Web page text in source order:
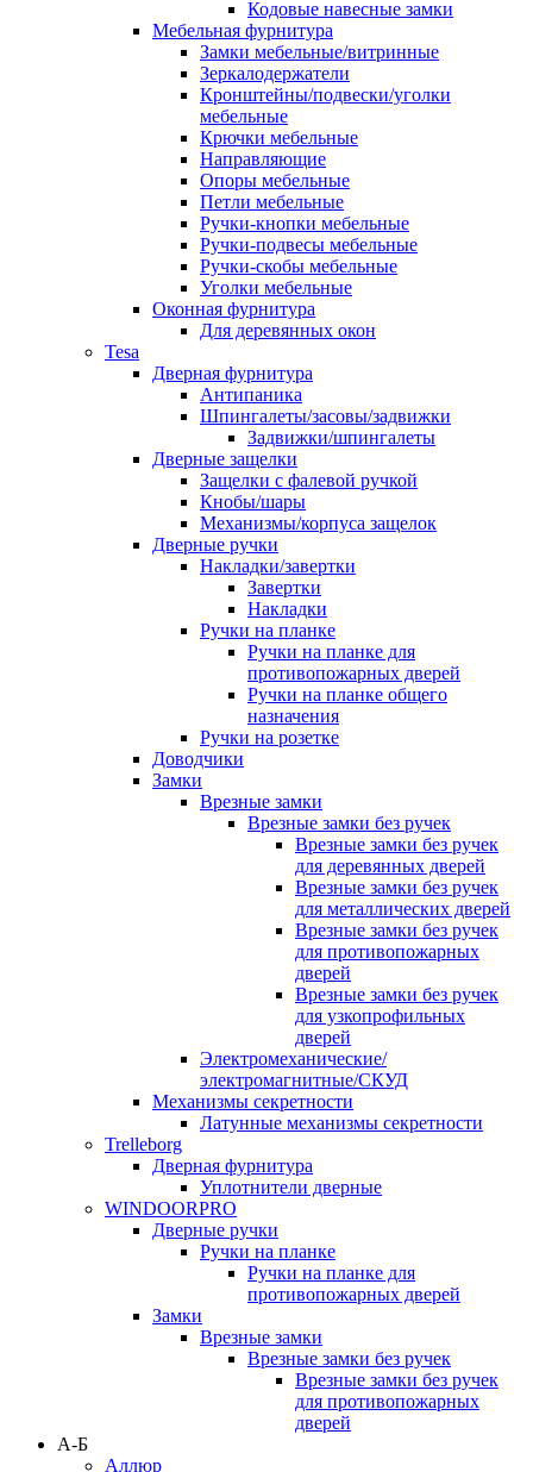
Кодовые навесные замки
Мебельная фурнитура
Замки мебельные/витринные
Зеркалодержатели
Кронштейны/подвески/уголки
мебельные
Крючки мебельные
Направляющие
Опоры мебельные
Петли мебельные
Ручки-кнопки мебельные
Ручки-подвесы мебельные
Ручки-скобы мебельные
Уголки мебельные
Оконная фурнитура
Для деревянных окон
Tesa
Дверная фурнитура
Антипаника
Шпингалеты/засовы/задвижки
Задвижки/шпингалеты
Дверные защелки
Защелки с фалевой ручкой
Кнобы/шары
Механизмы/корпуса защелок
Дверные ручки
Накладки/завертки
Завертки
Накладки
Ручки на планке
Ручки на планке для
противопожарных дверей
Ручки на планке общего
назначения
Ручки на розетке
Доводчики
Замки
Врезные замки
Врезные замки без ручек
Врезные замки без ручек
для деревянных дверей
Врезные замки без ручек
для металлических дверей
Врезные замки без ручек
для противопожарных
дверей
Врезные замки без ручек
для узкопрофильных
дверей
Электромеханические/
электромагнитные/СКУД
Механизмы секретности
Латунные механизмы секретности
Trelleborg
Дверная фурнитура
Уплотнители дверные
WINDOORPRO
Дверные ручки
Ручки на планке
Ручки на планке для
противопожарных дверей
Замки
Врезные замки
Врезные замки без ручек
Врезные замки без ручек
для противопожарных
дверей
А-Б
Аллюр